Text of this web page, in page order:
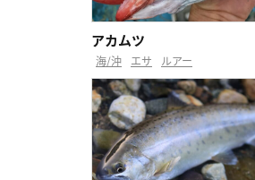
アカムツ
海/沖 エサ ルアー